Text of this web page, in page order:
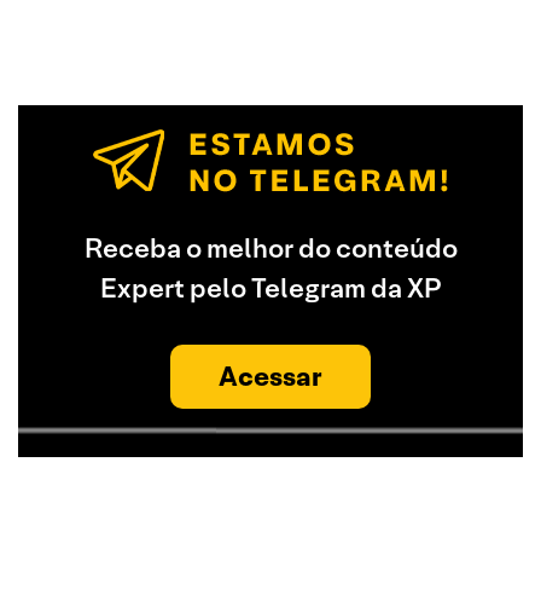
Receba o melhor do conteúdo
Expert pelo Telegram da XP
Acessar